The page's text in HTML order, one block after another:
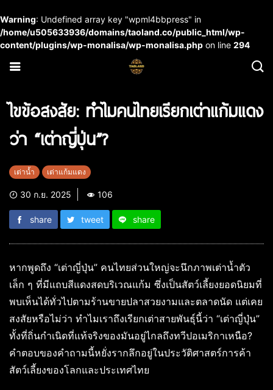
Warning: Undefined array key "wpml4bbpress" in
/home/u505633936/domains/taoland.co/public_html/wp-
content/plugins/wp-monalisa/wp-monalisa.php on line 294
ไขข้อสงสัย: ทำไมคนไทยเรียกเต่าแก้มแดง
ว่า “เต่าญี่ปุ่น”?
เต่าน้ำ เต่าแก้มแดง
30 ก.ย. 2025 106
share tweet share
หากพูดถึง “เต่าญี่ปุ่น” คนไทยส่วนใหญ่จะนึกภาพเต่าน้ำตัว
เล็ก ๆ ที่มีแถบสีแดงสดบริเวณแก้ม ซึ่งเป็นสัตว์เลี้ยงยอดนิยมที่
พบเห็นได้ทั่วไปตามร้านขายปลาสวยงามและตลาดนัด แต่เคย
สงสัยหรือไม่ว่า ทำไมเราถึงเรียกเต่าสายพันธุ์นี้ว่า “เต่าญี่ปุ่น”
ทั้งที่ถิ่นกำเนิดที่แท้จริงของมันอยู่ไกลถึงทวีปอเมริกาเหนือ?
คำตอบของคำถามนี้หยั่งรากลึกอยู่ในประวัติศาสตร์การค้า
สัตว์เลี้ยงของโลกและประเทศไทย